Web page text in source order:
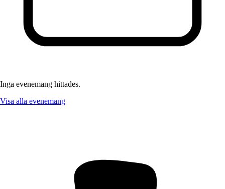
Inga evenemang hittades.
Visa alla evenemang